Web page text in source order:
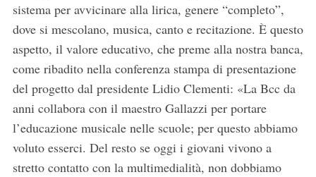
sistema per avvicinare alla lirica, genere “completo”,
dove si mescolano, musica, canto e recitazione. È questo
aspetto, il valore educativo, che preme alla nostra banca,
come ribadito nella conferenza stampa di presentazione
del progetto dal presidente Lidio Clementi: «La Bcc da
anni collabora con il maestro Gallazzi per portare
l’educazione musicale nelle scuole; per questo abbiamo
voluto esserci. Del resto se oggi i giovani vivono a
stretto contatto con la multimedialità, non dobbiamo